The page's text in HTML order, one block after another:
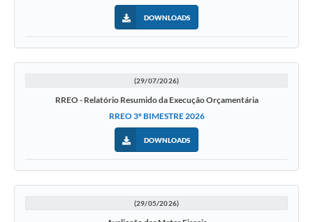
DOWNLOADS
(29/07/2026)
RREO - Relatório Resumido da Execução Orçamentária
RREO 3º BIMESTRE 2026
DOWNLOADS
(29/05/2026)